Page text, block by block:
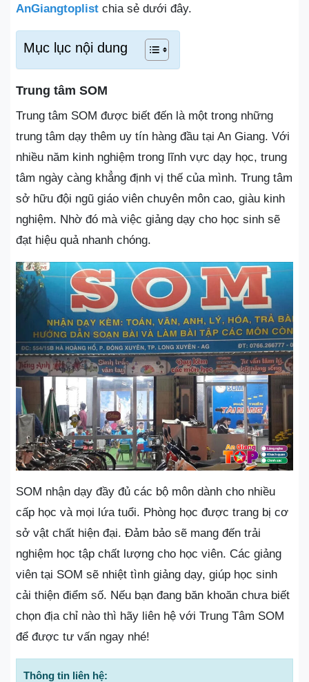
AnGiangtoplist chia sẻ dưới đây.
Mục lục nội dung
Trung tâm SOM
Trung tâm SOM được biết đến là một trong những
trung tâm dạy thêm uy tín hàng đầu tại An Giang. Với
nhiều năm kinh nghiệm trong lĩnh vực dạy học, trung
tâm ngày càng khẳng định vị thế của mình. Trung tâm
sở hữu đội ngũ giáo viên chuyên môn cao, giàu kinh
nghiệm. Nhờ đó mà việc giảng dạy cho học sinh sẽ
đạt hiệu quả nhanh chóng.
SOM nhận dạy đầy đủ các bộ môn dành cho nhiều
cấp học và mọi lứa tuổi. Phòng học được trang bị cơ
sở vật chất hiện đại. Đảm bảo sẽ mang đến trải
nghiệm học tập chất lượng cho học viên. Các giảng
viên tại SOM sẽ nhiệt tình giảng dạy, giúp học sinh
cải thiện điểm số. Nếu bạn đang băn khoăn chưa biết
chọn địa chỉ nào thì hãy liên hệ với Trung Tâm SOM
để được tư vấn ngay nhé!
Thông tin liên hệ: